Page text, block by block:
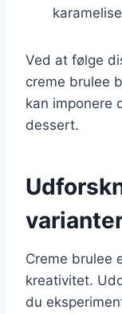
Ved at følge
creme brulee
kan imponere
dessert.
Creme brulee
kreativitet.
du